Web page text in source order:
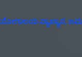
ವ್ಯಾಖ್ಯಾನ,